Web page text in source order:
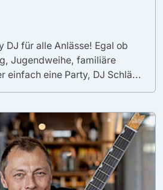
DJ für alle Anlässe! Egal ob
Jugendweihe, familiäre
einfach eine Party, DJ Schlä...